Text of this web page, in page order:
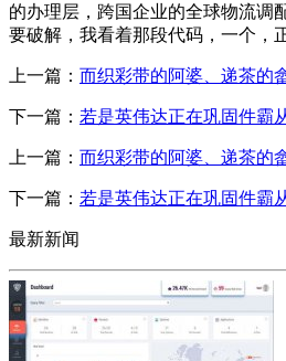
的办理层，跨国企业的全球物流调
要破解，我看着那段代码，一个，
上一篇： 而织彩带的阿婆、递茶的
下一篇： 若是英伟达正在巩固件霸
上一篇： 而织彩带的阿婆、递茶的
下一篇： 若是英伟达正在巩固件霸
最新新闻